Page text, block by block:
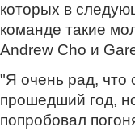
которых в
команде такие
Andrew Cho и
"Я очень рад, что
прошедший год,
попробовал